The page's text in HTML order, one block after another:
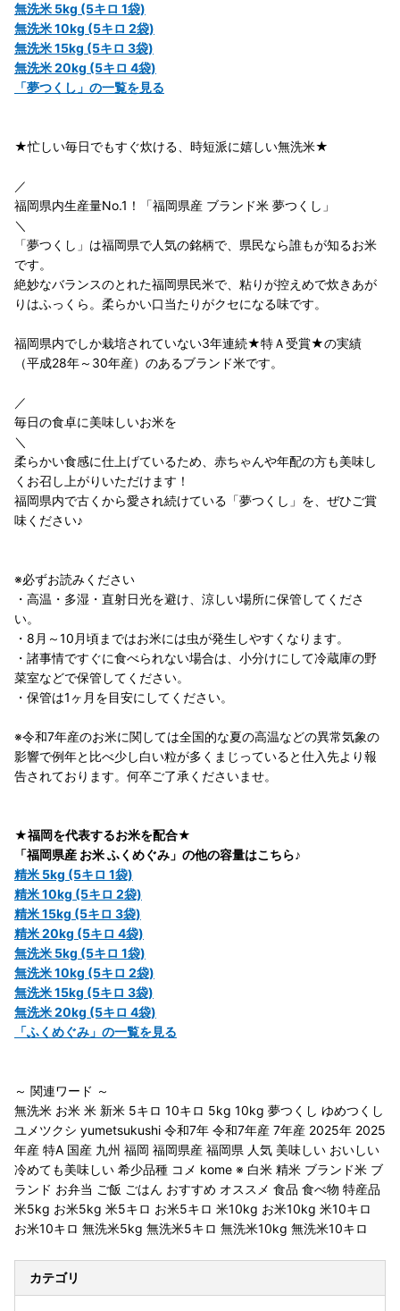
無洗米 5kg (5キロ 1袋)
無洗米 10kg (5キロ 2袋)
無洗米 15kg (5キロ 3袋)
無洗米 20kg (5キロ 4袋)
「夢つくし」の一覧を見る
★忙しい毎日でもすぐ炊ける、時短派に嬉しい無洗米★
／
福岡県内生産量No.1！「福岡県産 ブランド米 夢つくし」
＼
「夢つくし」は福岡県で人気の銘柄で、県民なら誰もが知るお米
です。
絶妙なバランスのとれた福岡県民米で、粘りが控えめで炊きあが
りはふっくら。柔らかい口当たりがクセになる味です。
福岡県内でしか栽培されていない3年連続★特Ａ受賞★の実績
（平成28年～30年産）のあるブランド米です。
／
毎日の食卓に美味しいお米を
＼
柔らかい食感に仕上げているため、赤ちゃんや年配の方も美味し
くお召し上がりいただけます！
福岡県内で古くから愛され続けている「夢つくし」を、ぜひご賞
味ください♪
※必ずお読みください
・高温・多湿・直射日光を避け、涼しい場所に保管してくださ
い。
・8月～10月頃まではお米には虫が発生しやすくなります。
・諸事情ですぐに食べられない場合は、小分けにして冷蔵庫の野
菜室などで保管してください。
・保管は1ヶ月を目安にしてください。
※令和7年産のお米に関しては全国的な夏の高温などの異常気象の
影響で例年と比べ少し白い粒が多くまじっていると仕入先より報
告されております。何卒ご了承くださいませ。
★福岡を代表するお米を配合★
「福岡県産 お米 ふくめぐみ」の他の容量はこちら♪
精米 5kg (5キロ 1袋)
精米 10kg (5キロ 2袋)
精米 15kg (5キロ 3袋)
精米 20kg (5キロ 4袋)
無洗米 5kg (5キロ 1袋)
無洗米 10kg (5キロ 2袋)
無洗米 15kg (5キロ 3袋)
無洗米 20kg (5キロ 4袋)
「ふくめぐみ」の一覧を見る
～ 関連ワード ～
無洗米 お米 米 新米 5キロ 10キロ 5kg 10kg 夢つくし ゆめつくし
ユメツクシ yumetsukushi 令和7年 令和7年産 7年産 2025年 2025
年産 特A 国産 九州 福岡 福岡県産 福岡県 人気 美味しい おいしい
冷めても美味しい 希少品種 コメ kome ※ 白米 精米 ブランド米 ブ
ランド お弁当 ご飯 ごはん おすすめ オススメ 食品 食べ物 特産品
米5kg お米5kg 米5キロ お米5キロ 米10kg お米10kg 米10キロ
お米10キロ 無洗米5kg 無洗米5キロ 無洗米10kg 無洗米10キロ
カテゴリ